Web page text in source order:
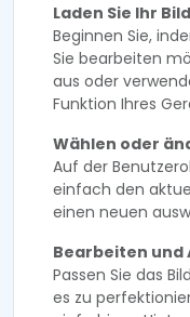
Laden Sie Ihr
Beginnen Sie,
Sie bearbeiten
aus oder
Funktion Ihres
Wählen oder
Auf der
einfach den
einen neuen
Bearbeiten und
Passen Sie das
es zu